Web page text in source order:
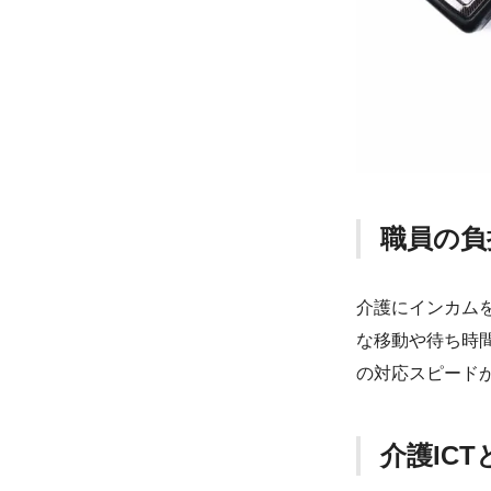
職員の
介護にインカム
な移動や待ち時
の対応スピード
介護ICT